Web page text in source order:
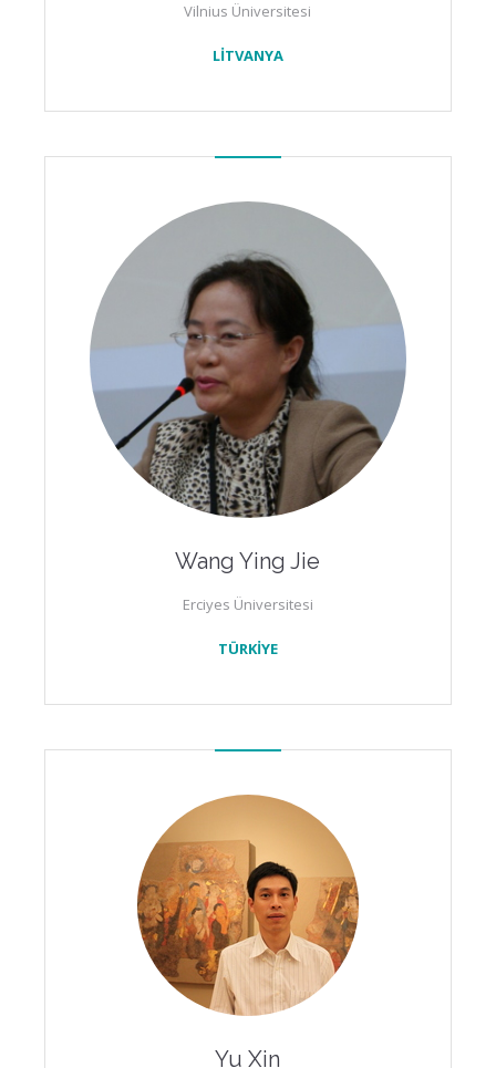
Vilnius Üniversitesi
LİTVANYA
Wang Ying Jie
Erciyes Üniversitesi
TÜRKİYE
Yu Xin